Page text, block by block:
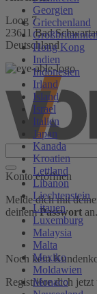
Georgien
Griechenland
Hong Kong
Indien
Indonesien
Irland
Island
Israel
Italien
Japan
Kanada
Kroatien
Lettland
Libanon
Liechtenstein
Litauen
Luxemburg
Malaysia
Malta
Mexiko
Moldawien
Monaco
Loog 7
23611 Bad
Deutschland
Konto eröffnen
Melde dich mit
deinemPasswort an.
Noch kein
Registriere dich